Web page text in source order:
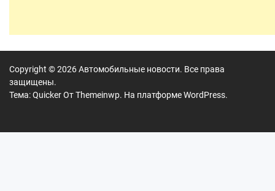
Copyright © 2026Автомобильные новости. Все права
защищены.
Тема: Quicker ОтThemeinwp. На платформеWordPress.